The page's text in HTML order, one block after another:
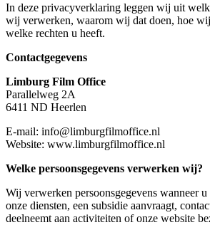
In deze privacyverklaring leggen wij uit
wij verwerken, waarom wij dat doen, hoe
welke rechten u heeft.
Contactgegevens
Limburg Film Office
Parallelweg 2A
6411 ND Heerlen
E-mail: info@limburgfilmoffice.nl
Website: www.limburgfilmoffice.nl
Welke persoonsgegevens verwerken wij?
Wij verwerken persoonsgegevens wanneer
onze diensten, een subsidie aanvraagt,
deelneemt aan activiteiten of onze website